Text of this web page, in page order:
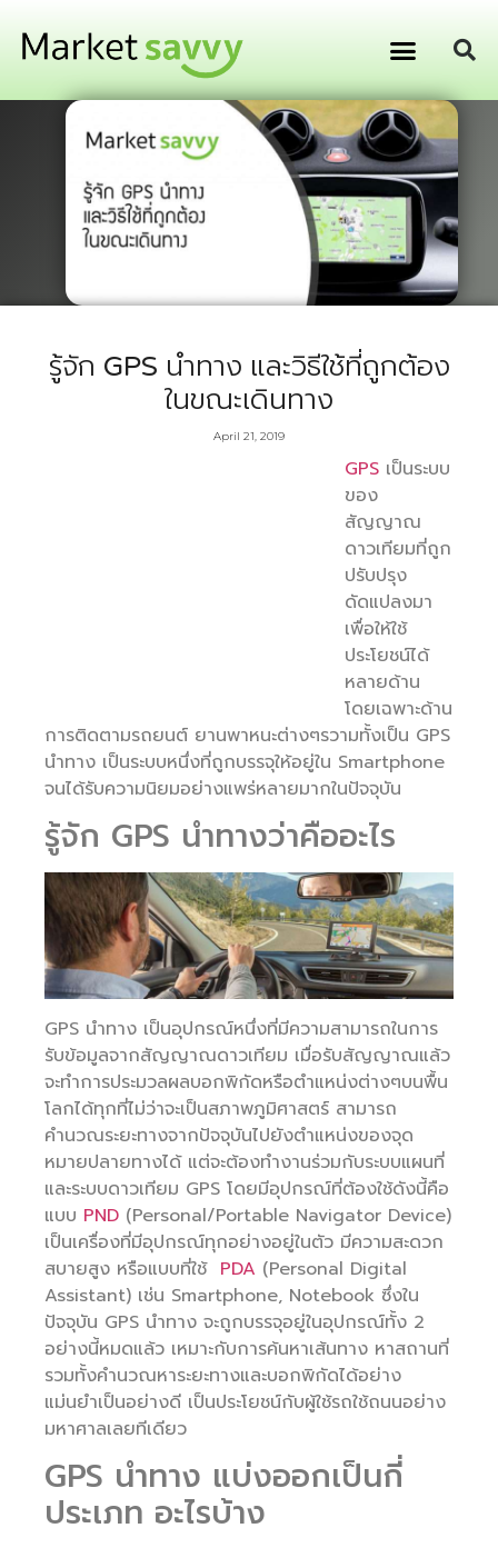
รู้จัก GPS นำทาง และวิธีใช้ที่ถูกต้อง
ในขณะเดินทาง
April 21, 2019
GPS เป็นระบบ
ของ
สัญญาณ
ดาวเทียมที่ถูก
ปรับปรุง
ดัดแปลงมา
เพื่อให้ใช้
ประโยชน์ได้
หลายด้าน
โดยเฉพาะด้าน
การติดตามรถยนต์ ยานพาหนะต่างๆรวามทั้งเป็น GPS
นำทาง เป็นระบบหนึ่งที่ถูกบรรจุให้อยู่ใน Smartphone
จนได้รับความนิยมอย่างแพร่หลายมากในปัจจุบัน
รู้จัก GPS นำทางว่าคืออะไร
GPS นำทาง เป็นอุปกรณ์หนึ่งที่มีความสามารถในการ
รับข้อมูลจากสัญญาณดาวเทียม เมื่อรับสัญญาณแล้ว
จะทำการประมวลผลบอกพิกัดหรือตำแหน่งต่างๆบนพื้น
โลกได้ทุกที่ไม่ว่าจะเป็นสภาพภูมิศาสตร์ สามารถ
คำนวณระยะทางจากปัจจุบันไปยังตำแหน่งของจุด
หมายปลายทางได้ แต่จะต้องทำงานร่วมกับระบบแผนที่
และระบบดาวเทียม GPS โดยมีอุปกรณ์ที่ต้องใช้ดังนี้คือ
แบบ PND (Personal/Portable Navigator Device)
เป็นเครื่องที่มีอุปกรณ์ทุกอย่างอยู่ในตัว มีความสะดวก
สบายสูง หรือแบบที่ใช้ PDA (Personal Digital
Assistant) เช่น Smartphone, Notebook ซึ่งใน
ปัจจุบัน GPS นำทาง จะถูกบรรจุอยู่ในอุปกรณ์ทั้ง 2
อย่างนี้หมดแล้ว เหมาะกับการค้นหาเส้นทาง หาสถานที่
รวมทั้งคำนวณหาระยะทางและบอกพิกัดได้อย่าง
แม่นยำเป็นอย่างดี เป็นประโยชน์กับผู้ใช้รถใช้ถนนอย่าง
มหาศาลเลยทีเดียว
GPS นำทาง แบ่งออกเป็นกี่
ประเภท อะไรบ้าง